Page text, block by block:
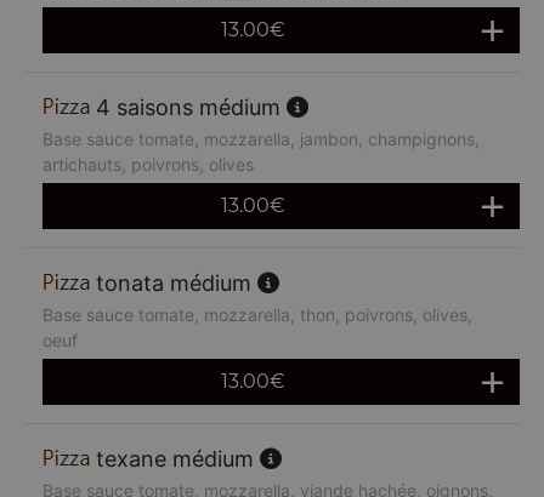
13.00€
4 saisons médium
Base sauce tomate, mozzarella, jambon, champignons,
artichauts, poivrons, olives
13.00€
tonata médium
Base sauce tomate, mozzarella, thon, poivrons, olives,
oeuf
13.00€
texane médium
Base sauce tomate, mozzarella, viande hachée, oignons,